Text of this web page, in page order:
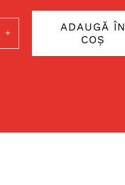
ADAUGĂ ÎN
COȘ